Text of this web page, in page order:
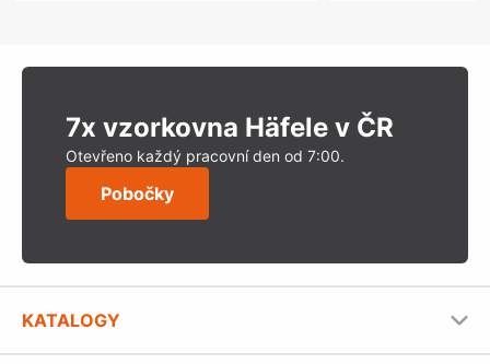
7x vzorkovna Häfele v ČR
Otevřeno každý pracovní den od 7:00.
Pobočky
KATALOGY